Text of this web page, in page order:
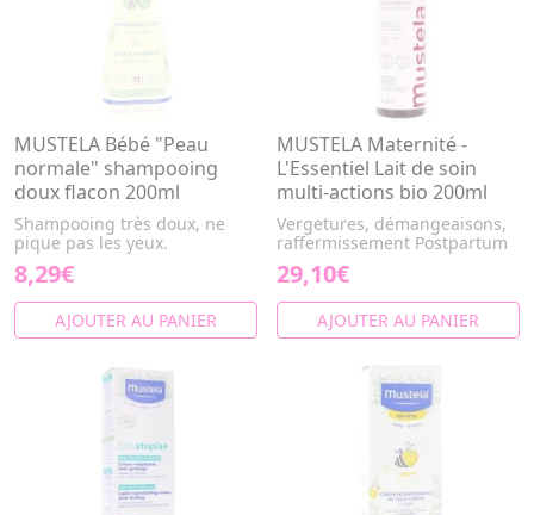
MUSTELA Bébé "Peau
normale" shampooing
doux flacon 200ml
Shampooing très doux, ne
pique pas les yeux.
8,29€
AJOUTER AU PANIER
MUSTELA Maternité -
L'Essentiel Lait de soin
multi-actions bio 200ml
Vergetures, démangeaisons,
raffermissement Postpartum
29,10€
AJOUTER AU PANIER